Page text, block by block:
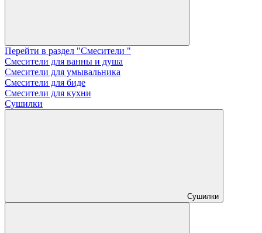
Перейти в раздел "Смесители "
Смесители для ванны и душа
Смесители для умывальника
Смесители для биде
Смесители для кухни
Сушилки
Сушилки